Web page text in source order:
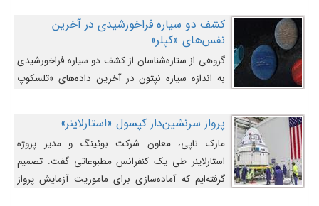
کشف دو سیاره فراخورشیدی در آخرین
نفس‌های «کپلر»
گروهی از ستاره‌شناسان از کشف دو سیاره فراخورشیدی
به اندازه سیاره نپتون در آخرین داده‌های «تلسکوپ
پرواز سرنشین‌دار کپسول «استارلاینر»
مارک ناپی، معاون شرکت بوئینگ و مدیر پروژه
استارلاینر طی یک کنفرانس مطبوعاتی گفت: تصمیم
گرفته‌ایم که آماده‌سازی برای ماموریت آزمایش پرواز